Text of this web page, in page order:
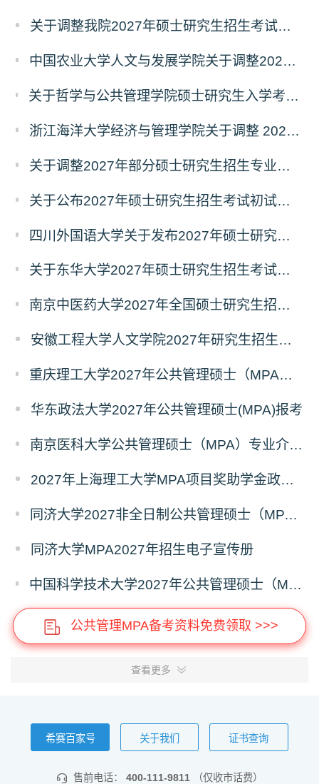
关于调整我院2027年硕士研究生招生考试科目及参考书的通知
中国农业大学人文与发展学院关于调整2027年硕士研究生招生考试初试科目的通知
关于哲学与公共管理学院硕士研究生入学考试（初试） 考试科目及参考书目变更的通知（二）
浙江海洋大学经济与管理学院关于调整 2027年硕士研究生招生考试初试科目的公告
关于调整2027年部分硕士研究生招生专业初试考试科目的公告（持续更新中）
关于公布2027年硕士研究生招生考试初试自命题科目考试大纲的通知
四川外国语大学关于发布2027年硕士研究生招生考试自命题科目大纲的公告
关于东华大学2027年硕士研究生招生考试（初试）招生目录拟调整公告（一）
南京中医药大学2027年全国硕士研究生招生考试初试自命题科目考试内容及参考书目
安徽工程大学人文学院2027年研究生招生简章
重庆理工大学2027年公共管理硕士（MPA）专业学位研究生（双证）报考
华东政法大学2027年公共管理硕士(MPA)报考
南京医科大学公共管理硕士（MPA）专业介绍（2027年）
2027年上海理工大学MPA项目奖助学金政策发布
同济大学2027非全日制公共管理硕士（MPA）奖学金方案
同济大学MPA2027年招生电子宣传册
中国科学技术大学2027年公共管理硕士（MPA）专业学位研究生招生通知
公共管理MPA备考资料免费领取 >>>
查看更多
希赛百家号 关于我们 证书查询
售前电话： 400-111-9811 （仅收市话费）